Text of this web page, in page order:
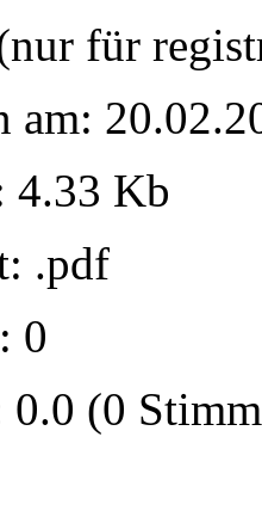
für
am:
4.33 Kb
.pdf
0
0.0 (0